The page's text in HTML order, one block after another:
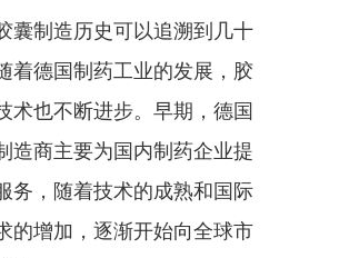
囊制造历史可以追溯到几十
着德国制药工业的发展，胶
术也不断进步。早期，德国
造商主要为国内制药企业提
务，随着技术的成熟和国际
的增加，逐渐开始向全球市